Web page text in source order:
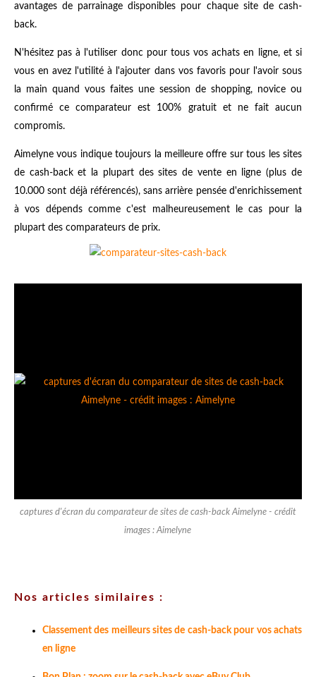
avantages de parrainage disponibles pour chaque site de cash-
back.
N'hésitez pas à l'utiliser donc pour tous vos achats en ligne, et si
vous en avez l'utilité à l'ajouter dans vos favoris pour l'avoir sous
la main quand vous faites une session de shopping, novice ou
confirmé ce comparateur est 100% gratuit et ne fait aucun
compromis.
Aimelyne vous indique toujours la meilleure offre sur tous les sites
de cash-back et la plupart des sites de vente en ligne (plus de
10.000 sont déjà référencés), sans arrière pensée d'enrichissement
à vos dépends comme c'est malheureusement le cas pour la
plupart des comparateurs de prix.
captures d'écran du comparateur de sites de cash-back Aimelyne - crédit
images : Aimelyne
Nos articles similaires :
Classement des meilleurs sites de cash-back pour vos achats
en ligne